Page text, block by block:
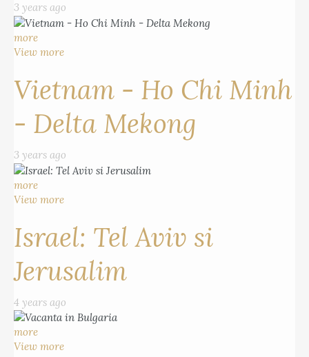
3 years ago
more
View more
Vietnam - Ho Chi Minh
- Delta Mekong
3 years ago
more
View more
Israel: Tel Aviv si
Jerusalim
4 years ago
more
View more